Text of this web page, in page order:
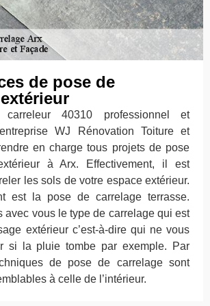
de pose de
40310 professionnel et
WJ Rénovation Toiture et
en charge tous projets de pose
à Arx. Effectivement, il est
les sols de votre espace extérieur.
est la pose de carrelage terrasse.
avec vous le type de carrelage qui est
extérieur c’est-à-dire qui ne vous
si la pluie tombe par exemple. Par
de pose de carrelage sont
à celle de l’intérieur.